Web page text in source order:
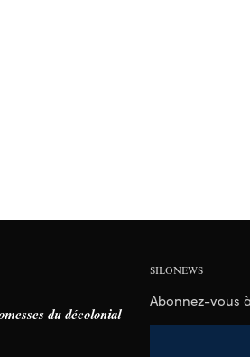
du décolonial
SILONEWS
Abonnez-vous